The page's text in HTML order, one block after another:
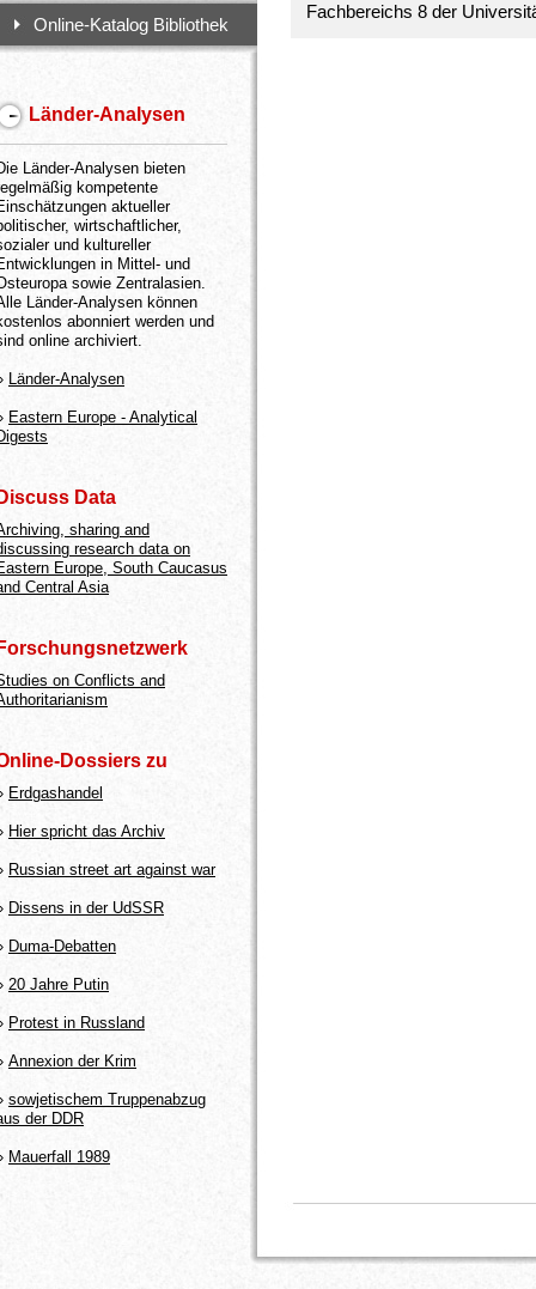
Fachbereichs 8 der
Online-Katalog Bibliothek
Länder-Analysen
Länder-Analysen bieten
kompetente
aktueller
wirtschaftlicher,
und kultureller
in Mittel- und
sowie Zentralasien.
Länder-Analysen können
abonniert werden und
online archiviert.
Länder-Analysen
Eastern Europe - Analytical
Data
sharing and
research data on
Europe, South Caucasus
Central Asia
on Conflicts and
Dossiers zu
Erdgashandel
Hier spricht das Archiv
Russian street art against war
Dissens in der UdSSR
Duma-Debatten
20 Jahre Putin
Protest in Russland
Annexion der Krim
sowjetischem Truppenabzug
der DDR
Mauerfall 1989